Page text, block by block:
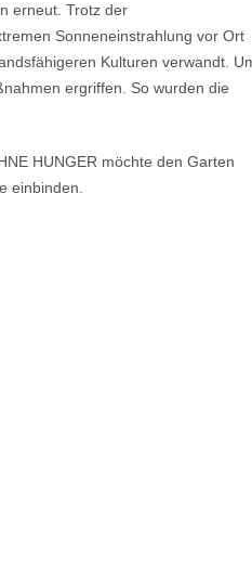
erneut. Trotz der
Sonneneinstrahlung vor Ort
Kulturen verwandt.
ergriffen. So wurden die
HUNGER möchte den Garten
einbinden.